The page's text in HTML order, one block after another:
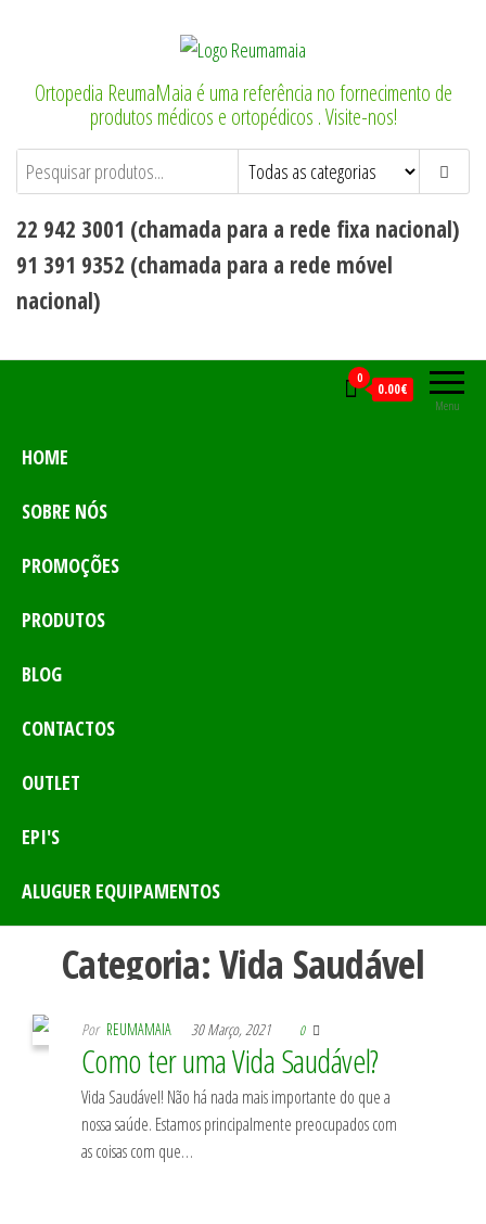
conteúdoOrtopedia ReumaMaia é uma referência no fornecimento de
produtos médicos e ortopédicos . Visite-nos!
22 942 3001 (chamada para a rede fixa nacional)
91 391 9352 (chamada para a rede móvel
nacional)
Menu
0
0.00€
HOME
SOBRE NÓS
PROMOÇÕES
PRODUTOS
BLOG
CONTACTOS
OUTLET
EPI'S
ALUGUER EQUIPAMENTOS
Categoria:Vida Saudável
Por REUMAMAIA 30 Março, 2021 0
Como ter uma Vida Saudável?
Vida Saudável! Não há nada mais importante do que a
nossa saúde. Estamos principalmente preocupados com
as coisas com que…